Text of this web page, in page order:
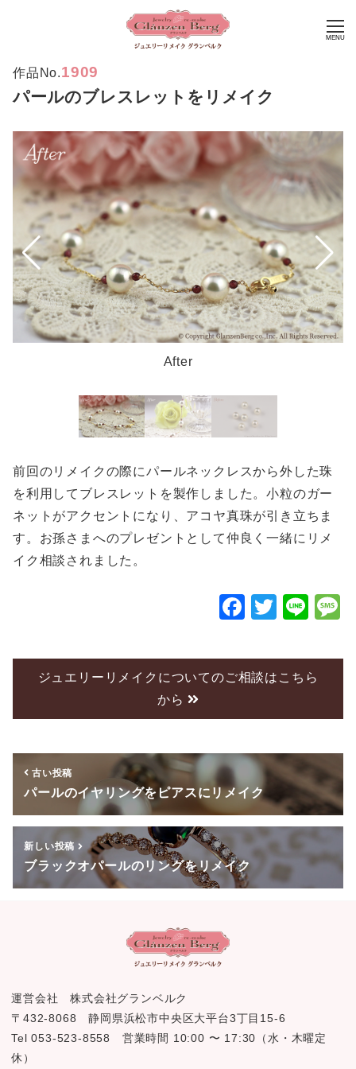
MENU
作品No.1909
パールのブレスレットをリメイク
After
前回のリメイクの際にパールネックレスから外した珠
を利用してブレスレットを製作しました。小粒のガー
ネットがアクセントになり、アコヤ真珠が引き立ちま
す。お孫さまへのプレゼントとして仲良く一緒にリメ
イク相談されました。
F
c
e
o
k
T
tt
er
Li
e
ジュエリーリメイクについてのご相談はこちら
から
古い投稿
パールのイヤリングをピアスにリメイク
新しい投稿
ブラックオパールのリングをリメイク
運営会社 株式会社グランベルク
〒432-8068 静岡県浜松市中央区大平台3丁目15-6
Tel 053-523-8558 営業時間 10:00 〜 17:30（水・木曜定
休）